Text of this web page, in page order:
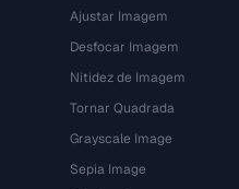
Ajustar Imagem
Desfocar Imagem
Nitidez de Imagem
Tornar Quadrada
Grayscale Image
Sepia Image